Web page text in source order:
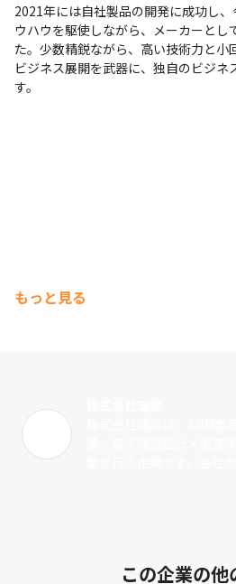
2021年には自社製品の開発に成功し
ウハウを駆使しながら、メーカーとし
た。少数精鋭ながら、高い技術力と小
ビジネス展開を武器に、独自のビジネ
す。
もっと見る
この企業の他